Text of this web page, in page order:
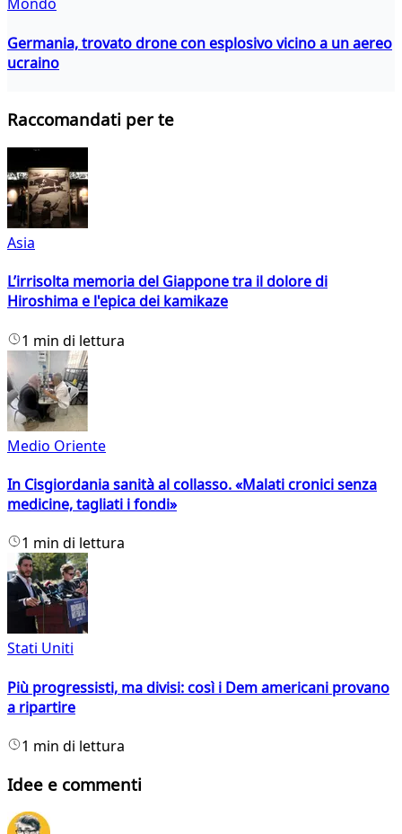
Germania, trovato drone con esplosivo vicino a un aereo
ucraino
Raccomandati per te
Asia
L’irrisolta memoria del Giappone tra il dolore di
Hiroshima e l'epica dei kamikaze
1 min di lettura
Medio Oriente
In Cisgiordania sanità al collasso. «Malati cronici senza
medicine, tagliati i fondi»
1 min di lettura
Stati Uniti
Più progressisti, ma divisi: così i Dem americani provano
a ripartire
1 min di lettura
Idee e commenti